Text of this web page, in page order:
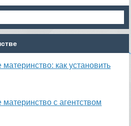
материнство: как установить
материнство с агентством